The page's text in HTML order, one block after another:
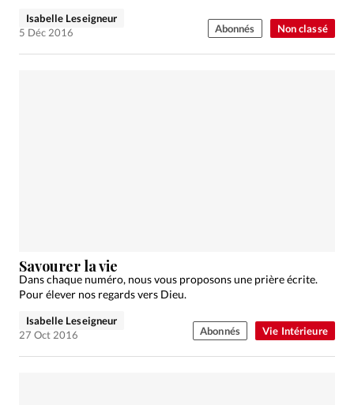
Non classé
Isabelle Leseigneur
5 Déc 2016
Abonnés
Vie Intérieure
Savourer la vie
Dans chaque numéro, nous vous proposons une prière écrite.
Pour élever nos regards vers Dieu.
Isabelle Leseigneur
27 Oct 2016
Abonnés